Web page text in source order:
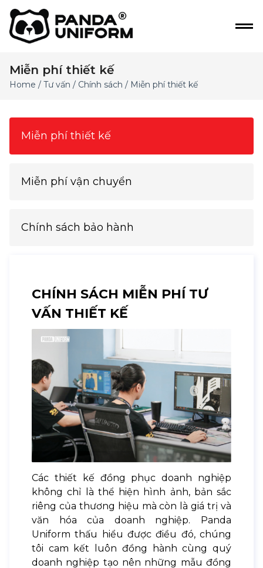
Miễn phí thiết kế
Home / Tư vấn / Chính sách / Miễn phí thiết kế
Miễn phí thiết kế
Miễn phí vận chuyển
Chính sách bảo hành
CHÍNH SÁCH MIỄN PHÍ TƯ
VẤN THIẾT KẾ
Các thiết kế đồng phục doanh nghiệp
không chỉ là thể hiện hình ảnh, bản sắc
riêng của thương hiệu mà còn là giá trị và
văn hóa của doanh nghiệp. Panda
Uniform thấu hiểu được điều đó, chúng
tôi cam kết luôn đồng hành cùng quý
doanh nghiệp tạo nên những mẫu đồng